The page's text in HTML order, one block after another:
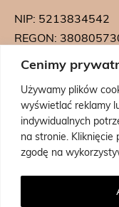
Cenimy
Używamy plików
wyświetlać reklamy
indywidualnych
na stronie. Kliknięcie
zgodę na
NIP: 5213834542
REGON:
KRS: 0000739542